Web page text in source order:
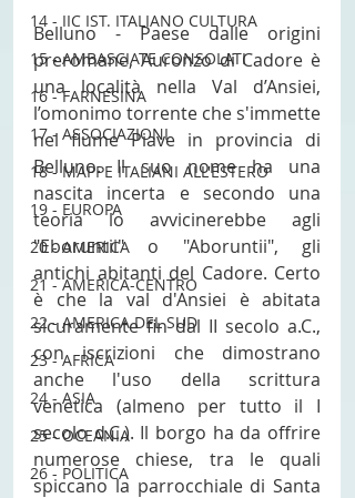
14 - IIC IST. ITALIANO CULTURA
15 - AMBASCIATE CONSOLATI
16 - FARNESINA
17 - ASSOCIAZIONI
18 - MAPPE ITALIANI ALL'ESTERO
19 - EUROPA
20 - AMERICA
21 - AMERICA-CENTRO
22 - AMERICA DEL SUD
23 - AFRICA
24 - ASIA
25 - OCEANIA
26 - POLITICA
Belluno - Paese dalle origini
preromane, Auronzo di Cadore è
una località nella Val d’Ansiei,
l’omonimo torrente che s'immette
nel fiume Piave in provincia di
Belluno. Il suo nome ha una
nascita incerta e secondo una
teoria lo avvicinerebbe agli
"Eboruntii" o "Aboruntii", gli
antichi abitanti del Cadore. Certo
è che la val d'Ansiei è abitata
sicuramente fin dal II secolo a.C.,
con iscrizioni che dimostrano
anche l'uso della scrittura
venetica (almeno per tutto il I
secolo d.C.). Il borgo ha da offrire
numerose chiese, tra le quali
spiccano la parrocchiale di Santa